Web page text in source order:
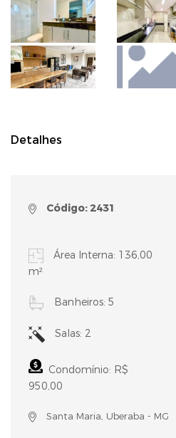
Detalhes
Código: 2431
Área Interna: 136,00
m²
Banheiros: 5
Salas: 2
Condomínio: R$
950,00
Santa Maria, Uberaba - MG